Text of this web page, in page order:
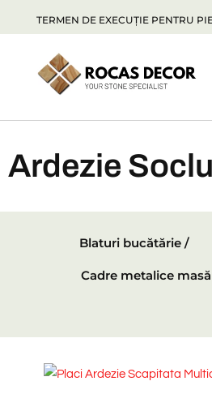
TERMEN DE EXECUȚIE PENTRU
Ardezie Soclu
Blaturi bucătărie /
Cadre metalice